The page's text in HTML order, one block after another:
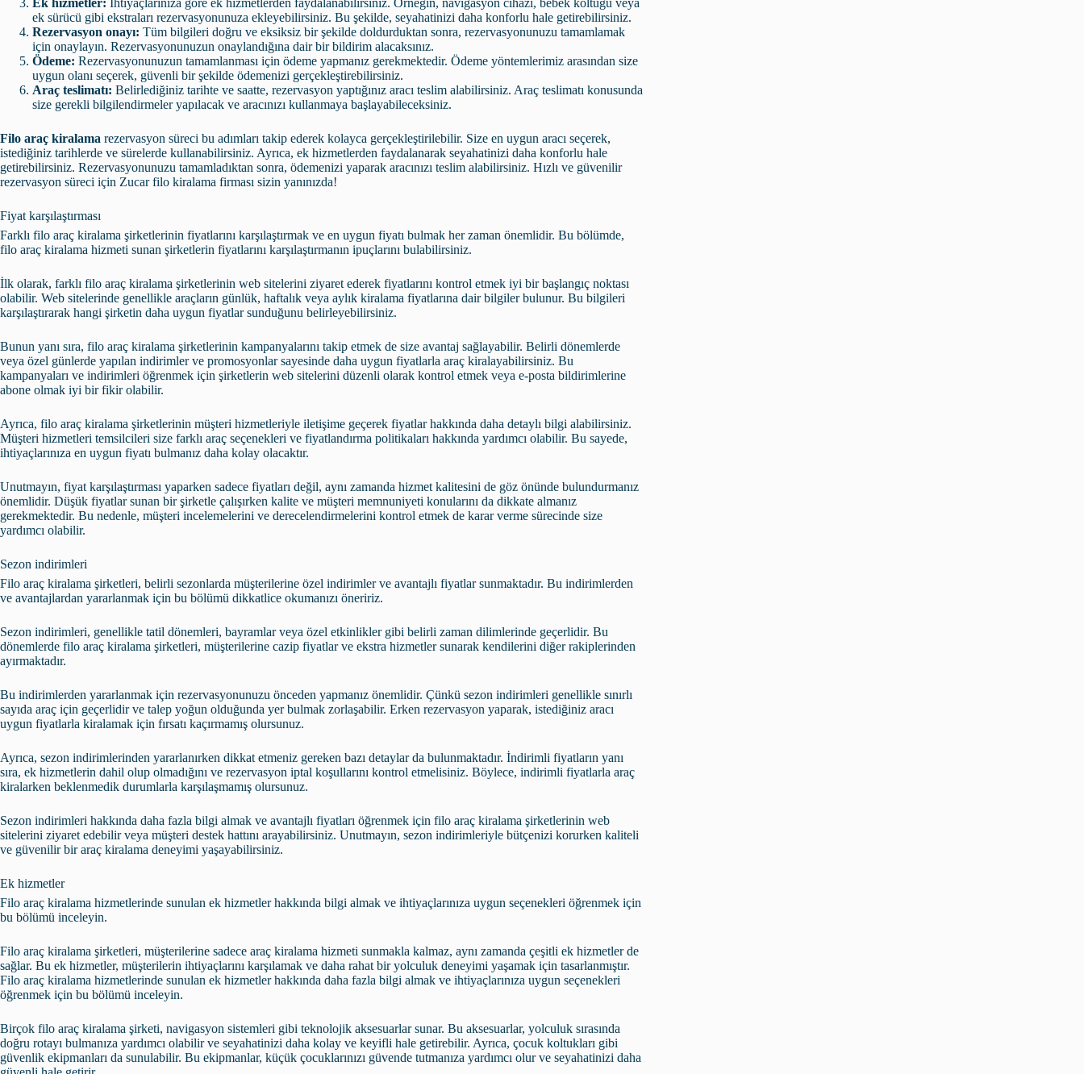
Ek hizmetler: İhtiyaçlarınıza göre ek hizmetlerden faydalanabilirsiniz. Örneğin, navigasyon cihazı, bebek koltuğu veya
ek sürücü gibi ekstraları rezervasyonunuza ekleyebilirsiniz. Bu şekilde, seyahatinizi daha konforlu hale getirebilirsiniz.
Rezervasyon onayı: Tüm bilgileri doğru ve eksiksiz bir şekilde doldurduktan sonra, rezervasyonunuzu tamamlamak
için onaylayın. Rezervasyonunuzun onaylandığına dair bir bildirim alacaksınız.
Ödeme: Rezervasyonunuzun tamamlanması için ödeme yapmanız gerekmektedir. Ödeme yöntemlerimiz arasından size
uygun olanı seçerek, güvenli bir şekilde ödemenizi gerçekleştirebilirsiniz.
Araç teslimatı: Belirlediğiniz tarihte ve saatte, rezervasyon yaptığınız aracı teslim alabilirsiniz. Araç teslimatı konusunda
size gerekli bilgilendirmeler yapılacak ve aracınızı kullanmaya başlayabileceksiniz.
Filo araç kiralama rezervasyon süreci bu adımları takip ederek kolayca gerçekleştirilebilir. Size en uygun aracı seçerek,
istediğiniz tarihlerde ve sürelerde kullanabilirsiniz. Ayrıca, ek hizmetlerden faydalanarak seyahatinizi daha konforlu hale
getirebilirsiniz. Rezervasyonunuzu tamamladıktan sonra, ödemenizi yaparak aracınızı teslim alabilirsiniz. Hızlı ve güvenilir
rezervasyon süreci için Zucar filo kiralama firması sizin yanınızda!
Fiyat karşılaştırması
Farklı filo araç kiralama şirketlerinin fiyatlarını karşılaştırmak ve en uygun fiyatı bulmak her zaman önemlidir. Bu bölümde,
filo araç kiralama hizmeti sunan şirketlerin fiyatlarını karşılaştırmanın ipuçlarını bulabilirsiniz.
İlk olarak, farklı filo araç kiralama şirketlerinin web sitelerini ziyaret ederek fiyatlarını kontrol etmek iyi bir başlangıç noktası
olabilir. Web sitelerinde genellikle araçların günlük, haftalık veya aylık kiralama fiyatlarına dair bilgiler bulunur. Bu bilgileri
karşılaştırarak hangi şirketin daha uygun fiyatlar sunduğunu belirleyebilirsiniz.
Bunun yanı sıra, filo araç kiralama şirketlerinin kampanyalarını takip etmek de size avantaj sağlayabilir. Belirli dönemlerde
veya özel günlerde yapılan indirimler ve promosyonlar sayesinde daha uygun fiyatlarla araç kiralayabilirsiniz. Bu
kampanyaları ve indirimleri öğrenmek için şirketlerin web sitelerini düzenli olarak kontrol etmek veya e-posta bildirimlerine
abone olmak iyi bir fikir olabilir.
Ayrıca, filo araç kiralama şirketlerinin müşteri hizmetleriyle iletişime geçerek fiyatlar hakkında daha detaylı bilgi alabilirsiniz.
Müşteri hizmetleri temsilcileri size farklı araç seçenekleri ve fiyatlandırma politikaları hakkında yardımcı olabilir. Bu sayede,
ihtiyaçlarınıza en uygun fiyatı bulmanız daha kolay olacaktır.
Unutmayın, fiyat karşılaştırması yaparken sadece fiyatları değil, aynı zamanda hizmet kalitesini de göz önünde bulundurmanız
önemlidir. Düşük fiyatlar sunan bir şirketle çalışırken kalite ve müşteri memnuniyeti konularını da dikkate almanız
gerekmektedir. Bu nedenle, müşteri incelemelerini ve derecelendirmelerini kontrol etmek de karar verme sürecinde size
yardımcı olabilir.
Sezon indirimleri
Filo araç kiralama şirketleri, belirli sezonlarda müşterilerine özel indirimler ve avantajlı fiyatlar sunmaktadır. Bu indirimlerden
ve avantajlardan yararlanmak için bu bölümü dikkatlice okumanızı öneririz.
Sezon indirimleri, genellikle tatil dönemleri, bayramlar veya özel etkinlikler gibi belirli zaman dilimlerinde geçerlidir. Bu
dönemlerde filo araç kiralama şirketleri, müşterilerine cazip fiyatlar ve ekstra hizmetler sunarak kendilerini diğer rakiplerinden
ayırmaktadır.
Bu indirimlerden yararlanmak için rezervasyonunuzu önceden yapmanız önemlidir. Çünkü sezon indirimleri genellikle sınırlı
sayıda araç için geçerlidir ve talep yoğun olduğunda yer bulmak zorlaşabilir. Erken rezervasyon yaparak, istediğiniz aracı
uygun fiyatlarla kiralamak için fırsatı kaçırmamış olursunuz.
Ayrıca, sezon indirimlerinden yararlanırken dikkat etmeniz gereken bazı detaylar da bulunmaktadır. İndirimli fiyatların yanı
sıra, ek hizmetlerin dahil olup olmadığını ve rezervasyon iptal koşullarını kontrol etmelisiniz. Böylece, indirimli fiyatlarla araç
kiralarken beklenmedik durumlarla karşılaşmamış olursunuz.
Sezon indirimleri hakkında daha fazla bilgi almak ve avantajlı fiyatları öğrenmek için filo araç kiralama şirketlerinin web
sitelerini ziyaret edebilir veya müşteri destek hattını arayabilirsiniz. Unutmayın, sezon indirimleriyle bütçenizi korurken kaliteli
ve güvenilir bir araç kiralama deneyimi yaşayabilirsiniz.
Ek hizmetler
Filo araç kiralama hizmetlerinde sunulan ek hizmetler hakkında bilgi almak ve ihtiyaçlarınıza uygun seçenekleri öğrenmek için
bu bölümü inceleyin.
Filo araç kiralama şirketleri, müşterilerine sadece araç kiralama hizmeti sunmakla kalmaz, aynı zamanda çeşitli ek hizmetler de
sağlar. Bu ek hizmetler, müşterilerin ihtiyaçlarını karşılamak ve daha rahat bir yolculuk deneyimi yaşamak için tasarlanmıştır.
Filo araç kiralama hizmetlerinde sunulan ek hizmetler hakkında daha fazla bilgi almak ve ihtiyaçlarınıza uygun seçenekleri
öğrenmek için bu bölümü inceleyin.
Birçok filo araç kiralama şirketi, navigasyon sistemleri gibi teknolojik aksesuarlar sunar. Bu aksesuarlar, yolculuk sırasında
doğru rotayı bulmanıza yardımcı olabilir ve seyahatinizi daha kolay ve keyifli hale getirebilir. Ayrıca, çocuk koltukları gibi
güvenlik ekipmanları da sunulabilir. Bu ekipmanlar, küçük çocuklarınızı güvende tutmanıza yardımcı olur ve seyahatinizi daha